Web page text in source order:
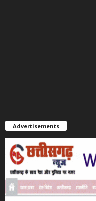
Advertisements